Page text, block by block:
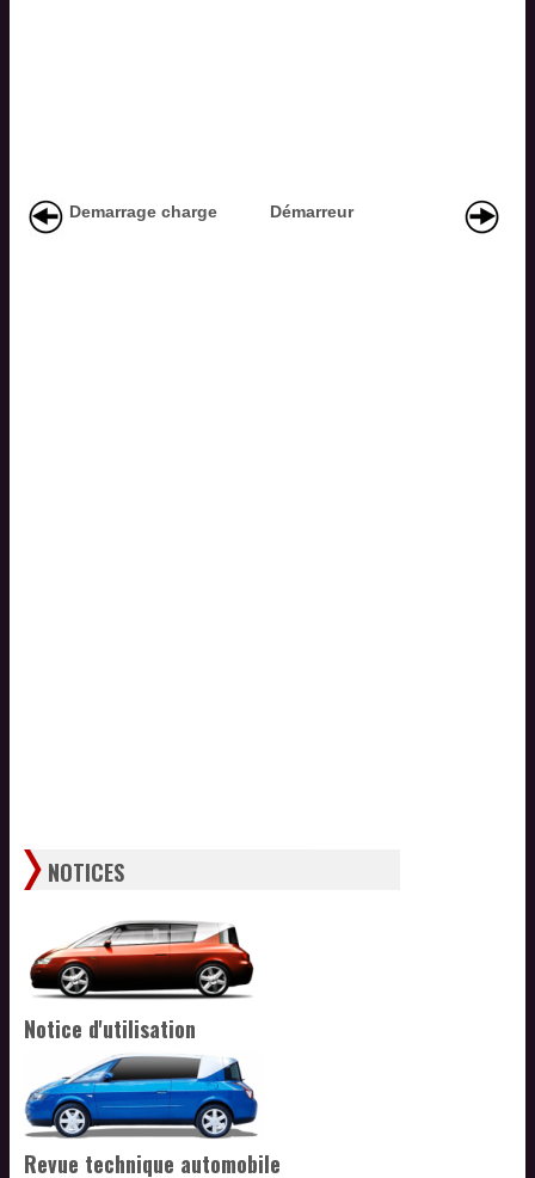
Demarrage charge Démarreur
NOTICES
Notice d'utilisation
Revue technique automobile